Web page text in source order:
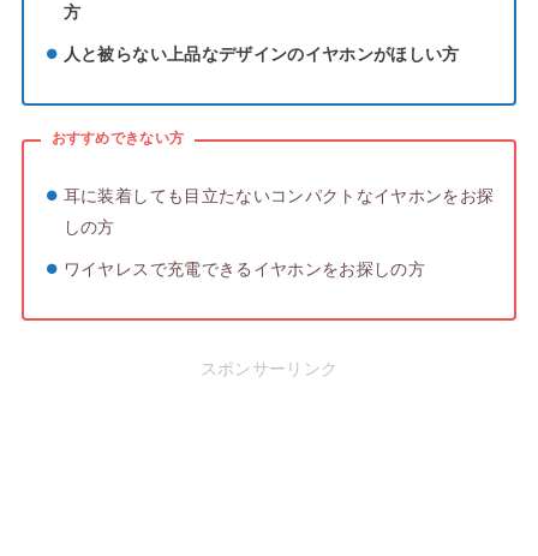
方
人と被らない上品なデザインのイヤホンがほしい方
おすすめできない方
耳に装着しても目立たないコンパクトなイヤホンをお探
しの方
ワイヤレスで充電できるイヤホンをお探しの方
スポンサーリンク